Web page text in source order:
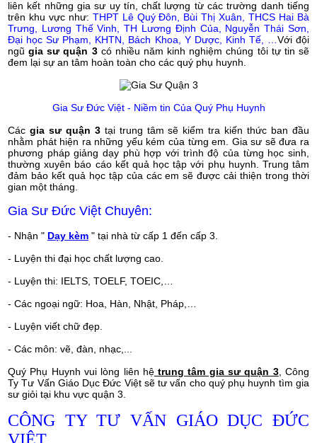
liên kết những gia sư uy tín, chất lượng từ các trường danh tiếng
trên khu vực như: THPT Lê Quý Đôn, Bùi Thị Xuân, THCS Hai Bà
Trưng, Lương Thế Vinh, TH Lương Định Của, Nguyễn Thái Sơn,
Đại học Sư Phạm, KHTN, Bách Khoa, Y Dược, Kinh Tế, …Với đội
ngũgia sư quận 3có nhiều năm kinh nghiệm chúng tôi tự tin sẽ
đem lại sự an tâm hoàn toàn cho các quý phụ huynh.
Gia Sư Đức Việt - Niềm tin Của Quý Phụ Huynh
Các gia sư quận 3tại trung tâm sẽ kiểm tra kiến thức ban đầu
nhằm phát hiện ra những yếu kém của từng em. Gia sư sẽ đưa ra
phương pháp giảng dạy phù hợp với trình độ của từng học sinh,
thường xuyên báo cáo kết quả học tập với phụ huynh. Trung tâm
đảm bảo kết quả học tập của các em sẽ được cải thiện trong thời
gian một tháng.
Gia Sư Đức Việt Chuyên:
- Nhận " Dạy kèm " tại nhà từ cấp 1 đến cấp 3.
- Luyện thi đại học chất lượng cao.
- Luyện thi: IELTS, TOELF, TOEIC,…
- Các ngoại ngữ: Hoa, Hàn, Nhật, Pháp,…
- Luyện viết chữ đẹp.
- Các môn: vẽ, đàn, nhạc,...
Quý Phụ Huynh vui lòng liên hệtrung tâm gia sư quận 3, Công
Ty Tư Vấn Giáo Dục Đức Việt sẽ tư vấn cho quý phụ huynh tìm gia
sư giỏi tại khu vực quận 3.
CÔNG TY TƯ VẤN GIÁO DỤC ĐỨC